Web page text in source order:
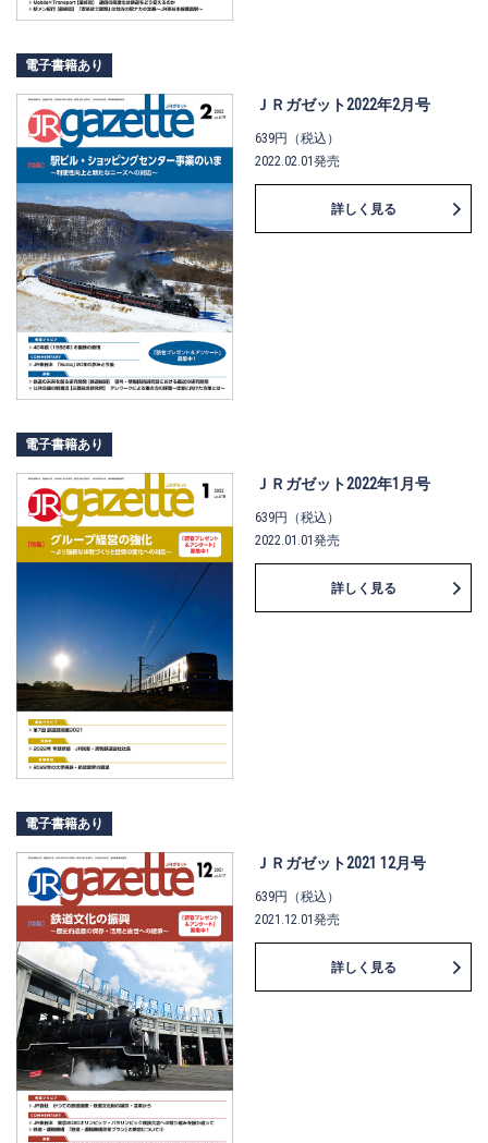
電子書籍あり
ＪＲガゼット2022年2月号
639円（税込）
2022.02.01発売
詳しく見る
電子書籍あり
ＪＲガゼット2022年1月号
639円（税込）
2022.01.01発売
詳しく見る
電子書籍あり
ＪＲガゼット2021 12月号
639円（税込）
2021.12.01発売
詳しく見る